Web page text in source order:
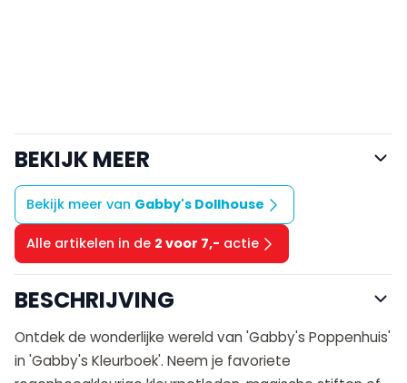
BEKIJK MEER
Bekijk meer van Gabby's Dollhouse
Alle artikelen in de 2 voor 7,- actie
BESCHRIJVING
Ontdek de wonderlijke wereld van 'Gabby's Poppenhuis'
in 'Gabby's Kleurboek'. Neem je favoriete